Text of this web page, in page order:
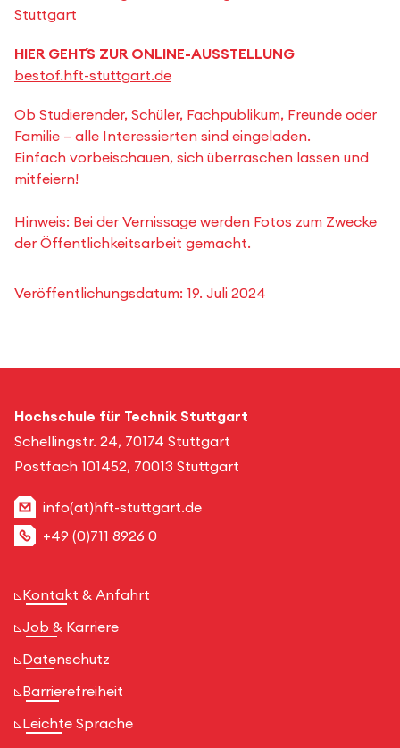
Stuttgart
HIER GEHT´S ZUR ONLINE-AUSSTELLUNG
bestof.hft-stuttgart.de
Ob Studierender, Schüler, Fachpublikum, Freunde oder
Familie – alle Interessierten sind eingeladen.
Einfach vorbeischauen, sich überraschen lassen und
mitfeiern!
Hinweis: Bei der Vernissage werden Fotos zum Zwecke
der Öffentlichkeitsarbeit gemacht.
Veröffentlichungsdatum: 19. Juli 2024
Hochschule für Technik Stuttgart
Schellingstr. 24, 70174 Stuttgart
Postfach 101452, 70013 Stuttgart
info(at)hft-stuttgart.de
+49 (0)711 8926 0
Kontakt & Anfahrt
Job & Karriere
Datenschutz
Barrierefreiheit
Leichte Sprache